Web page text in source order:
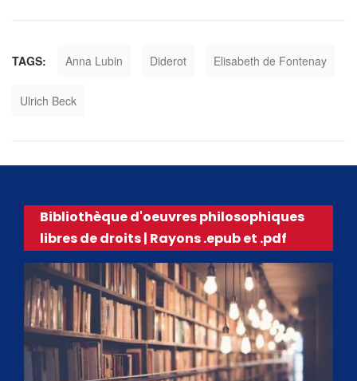
TAGS: Anna Lubin Diderot Elisabeth de Fontenay
Ulrich Beck
Bibliothèque d'oeuvres philosophiques
libres de droits | Rayons .epub et .pdf